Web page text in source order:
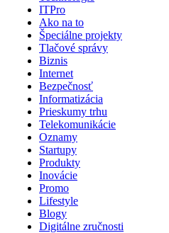
ITPro
Ako na to
Špeciálne projekty
Tlačové správy
Biznis
Internet
Bezpečnosť
Informatizácia
Prieskumy trhu
Telekomunikácie
Oznamy
Startupy
Produkty
Inovácie
Promo
Lifestyle
Blogy
Digitálne zručnosti